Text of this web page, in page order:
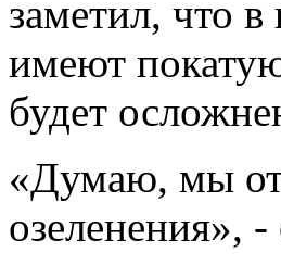
заметил, что
имеют
будет
«Думаю, мы
озеленения», -